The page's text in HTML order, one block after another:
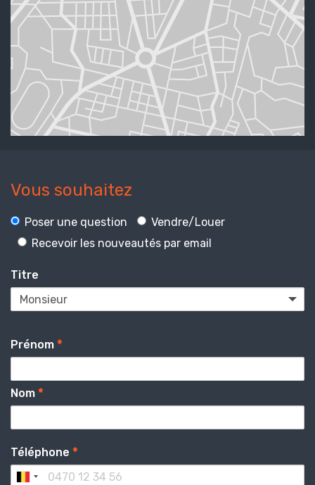
Vous souhaitez
Poser une question
Vendre/Louer
Recevoir les nouveautés par email
Titre
Prénom *
Nom *
Téléphone *